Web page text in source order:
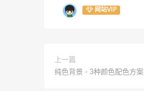
网站VIP
上一篇
纯色背景 - 3种颜色配色方案